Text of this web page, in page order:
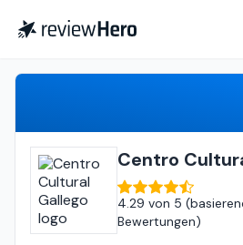
Centro
4.29 von 5 (
Bewertungen)